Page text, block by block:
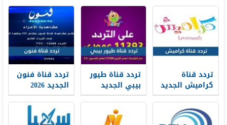
تردد قناة
كراميش الجديد
2026 Karameesh
TV على نايل
سات وعرب سات
تردد قناة طيور
بيبي الجديد
2026 Toyor Baby
على النايل سات
وعرب سات
تردد قناة فنون
الجديد 2026
Funoon TV hd
على نايل سات
وعربسات